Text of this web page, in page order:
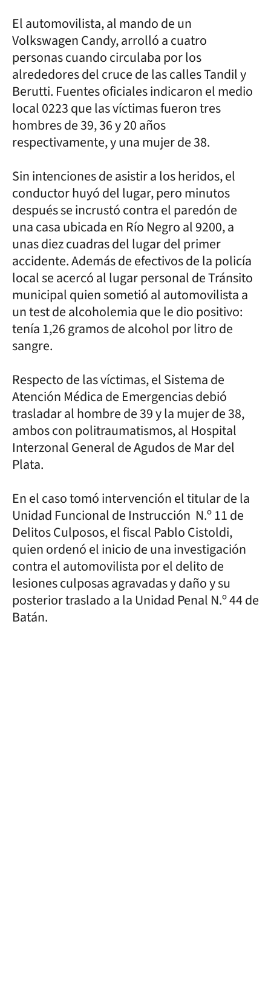
El automovilista, al mando de un
Volkswagen Candy, arrolló a cuatro
personas cuando circulaba por los
alrededores del cruce de las calles Tandil y
Berutti. Fuentes oficiales indicaron el medio
local 0223 que las víctimas fueron tres
hombres de 39, 36 y 20 años
respectivamente, y una mujer de 38.
Sin intenciones de asistir a los heridos, el
conductor huyó del lugar, pero minutos
después se incrustó contra el paredón de
una casa ubicada en Río Negro al 9200, a
unas diez cuadras del lugar del primer
accidente. Además de efectivos de la policía
local se acercó al lugar personal de Tránsito
municipal quien sometió al automovilista a
un test de alcoholemia que le dio positivo:
tenía 1,26 gramos de alcohol por litro de
sangre.
Respecto de las víctimas, el Sistema de
Atención Médica de Emergencias debió
trasladar al hombre de 39 y la mujer de 38,
ambos con politraumatismos, al Hospital
Interzonal General de Agudos de Mar del
Plata.
En el caso tomó intervención el titular de la
Unidad Funcional de Instrucción N.º 11 de
Delitos Culposos, el fiscal Pablo Cistoldi,
quien ordenó el inicio de una investigación
contra el automovilista por el delito de
lesiones culposas agravadas y daño y su
posterior traslado a la Unidad Penal N.º 44 de
Batán.